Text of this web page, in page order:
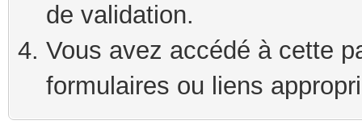
de validation.
Vous avez accédé à cette
formulaires ou liens